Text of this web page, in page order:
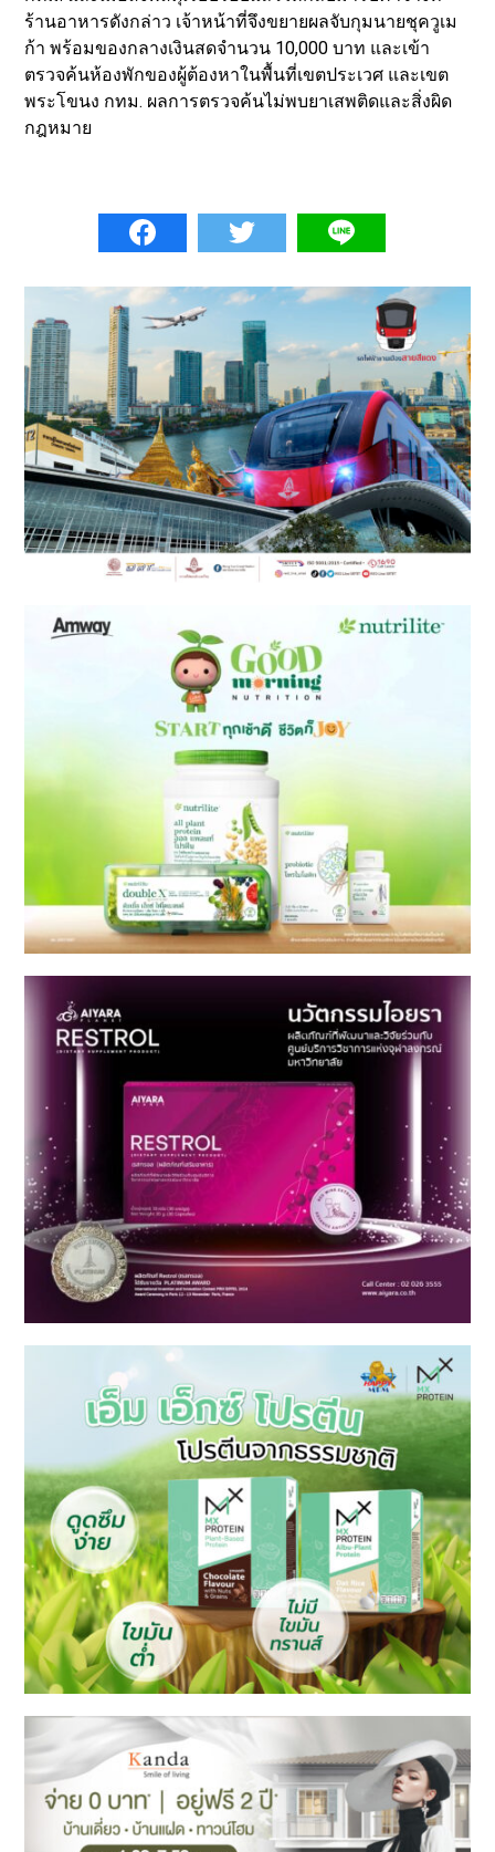
ร้านอาหารดังกล่าว เจ้าหน้าที่จึงขยายผลจับกุมนายชุควูเม
ก้า พร้อมของกลางเงินสดจำนวน 10,000 บาท และเข้า
ตรวจค้นห้องพักของผู้ต้องหาในพื้นที่เขตประเวศ และเขต
พระโขนง กทม. ผลการตรวจค้นไม่พบยาเสพติดและสิ่งผิด
กฎหมาย